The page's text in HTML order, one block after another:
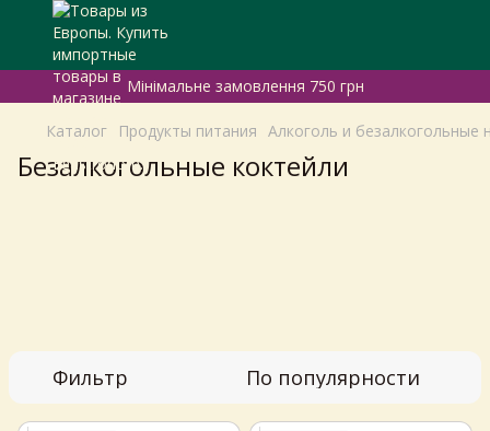
Мінімальне замовлення 750 грн
Каталог Продукты питания Алкоголь и безалкогольные
Безалкогольные коктейли
Фильтр По популярности